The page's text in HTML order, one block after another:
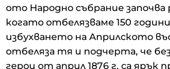
ото Народно събрание започва
когато отбелязваме 150
избухването на Априлското
отбеляза тя и подчерта, че
герои от април 1876 г. са ярък